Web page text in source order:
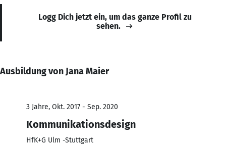
Logg Dich jetzt ein, um das ganze Profil zu
sehen.
Ausbildung von Jana Maier
3 Jahre, Okt. 2017 - Sep. 2020
Kommunikationsdesign
HfK+G Ulm -Stuttgart